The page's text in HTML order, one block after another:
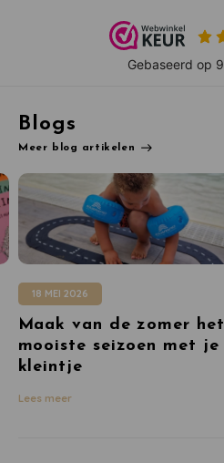
Blogs
Meer blog artikelen
18 MEI 2026
Maak van de zomer het
mooiste seizoen met je
kleintje
Lees meer